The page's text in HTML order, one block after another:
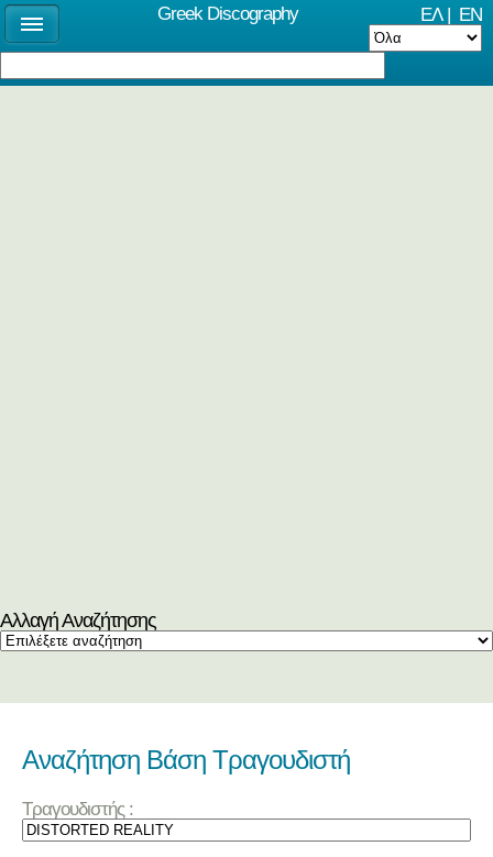
ΕΛ| EN
Αλλαγή Αναζήτησης
Αναζήτηση Βάση Τραγουδιστή
Τραγουδιστής :
Greek Discography